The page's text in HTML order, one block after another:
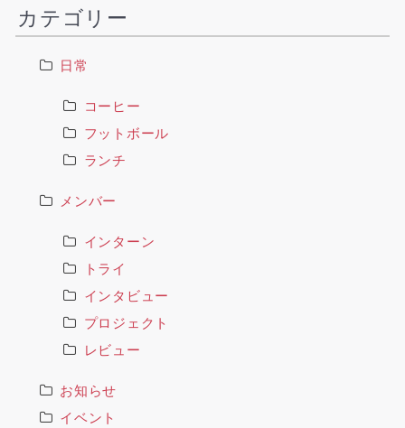
カテゴリー
日常
コーヒー
フットボール
ランチ
メンバー
インターン
トライ
インタビュー
プロジェクト
レビュー
お知らせ
イベント